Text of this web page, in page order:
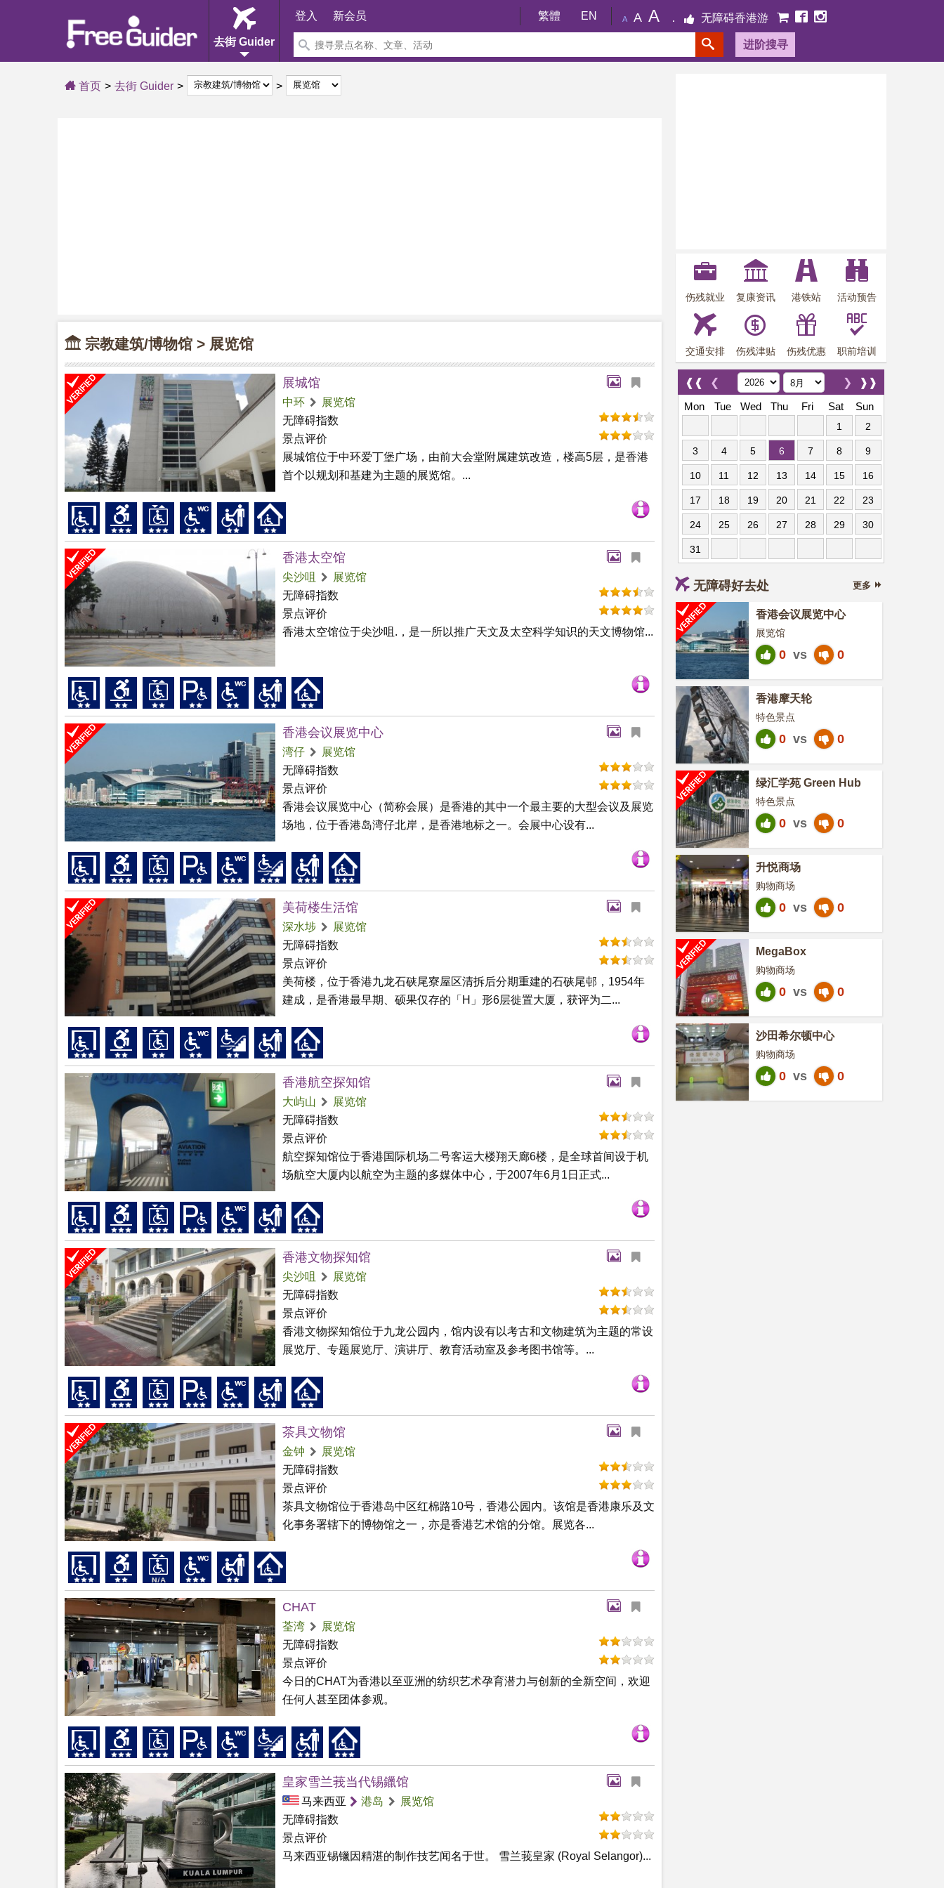
去街 Guider
登入 新会员 繁體 EN A A A 无障碍香港游
进阶搜寻
首页 去街 Guider
宗教建筑/博物馆 > 展览馆
展城馆
中环
展览馆
无障碍指数
景点评价
展城馆位于中环爱丁堡广场，由前大会堂附属建筑改造，楼高5层，是香港
首个以规划和基建为主题的展览馆。...
香港太空馆
尖沙咀
展览馆
无障碍指数
景点评价
香港太空馆位于尖沙咀.，是一所以推广天文及太空科学知识的天文博物馆...
香港会议展览中心
湾仔
展览馆
无障碍指数
景点评价
香港会议展览中心（简称会展）是香港的其中一个最主要的大型会议及展览
场地，位于香港岛湾仔北岸，是香港地标之一。会展中心设有...
美荷楼生活馆
深水埗
展览馆
无障碍指数
景点评价
美荷楼，位于香港九龙石硖尾寮屋区清拆后分期重建的石硖尾邨，1954年
建成，是香港最早期、硕果仅存的「H」形6层徙置大厦，获评为二...
香港航空探知馆
大屿山
展览馆
无障碍指数
景点评价
航空探知馆位于香港国际机场二号客运大楼翔天廊6楼，是全球首间设于机
场航空大厦内以航空为主题的多媒体中心，于2007年6月1日正式...
香港文物探知馆
尖沙咀
展览馆
无障碍指数
景点评价
香港文物探知馆位于九龙公园内，馆内设有以考古和文物建筑为主题的常设
展览厅、专题展览厅、演讲厅、教育活动室及参考图书馆等。...
茶具文物馆
金钟
展览馆
无障碍指数
景点评价
茶具文物馆位于香港岛中区红棉路10号，香港公园内。该馆是香港康乐及文
化事务署辖下的博物馆之一，亦是香港艺术馆的分馆。展览各...
CHAT
荃湾
展览馆
无障碍指数
景点评价
今日的CHAT为香港以至亚洲的纺织艺术孕育潜力与创新的全新空间，欢迎
任何人甚至团体参观。
皇家雪兰莪当代锡鑞馆
马来西亚 港岛
展览馆
无障碍指数
景点评价
马来西亚锡镴因精湛的制作技艺闻名于世。 雪兰莪皇家 (Royal Selangor)...
伤残就业 复康资讯 港铁站 活动预告
交通安排 伤残津贴 伤残优惠 职前培训
❰❰ ❮ ❱❱
❯
Mon
Tue Wed Thu Fri Sat Sun
1 2
3 4 5 6 7 8 9
10 11 12 13 14 15 16
17 18 19 20 21 22 23
24 25 26 27 28 29 30
31
无障碍好去处 更多
香港会议展览中心
展览馆
0 vs 0
香港摩天轮
特色景点
0 vs 0
绿汇学苑 Green Hub
特色景点
0 vs 0
升悦商场
购物商场
0 vs 0
MegaBox
购物商场
0 vs 0
沙田希尔顿中心
购物商场
0 vs 0